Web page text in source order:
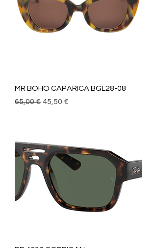
MR BOHO CAPARICA BGL28-08
Precio
65,00 € Precio de oferta
45,50 €